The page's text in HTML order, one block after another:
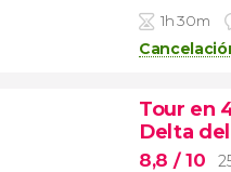
1h 30m
Tour en
Delta
8,8 / 10